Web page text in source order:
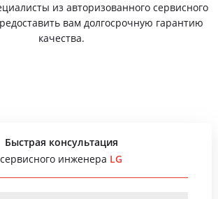
из авторизованного сервисного
вам долгосрочную гарантию
качества.
Быстрая консультация
сервисного инженера LG